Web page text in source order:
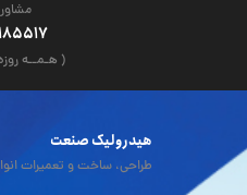
( هـمــه روزه ۸ تــا
هیدرولیک صنعت
طراحی، ساخت و تعمیرات